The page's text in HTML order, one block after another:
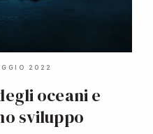
2022
oceani e
sviluppo